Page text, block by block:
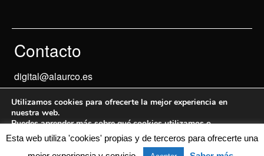
Contacto
digital@alaurco.es
© 2024 Informados Aviso Legal
Esta web utiliza 'cookies' propias y de terceros para ofrecerte una
Utilizamos cookies para ofrecerte la mejor experiencia en
nuestra web.
Puedes aprender más sobre qué cookies utilizamos o
desactivarlas en losajustes.